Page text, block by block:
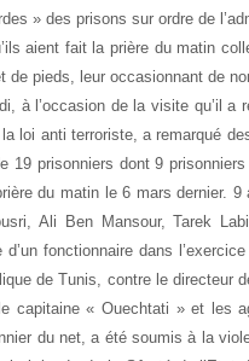
» des prisons sur ordre de
aient fait la prière du matin
de pieds, leur occasionnant de
à l’occasion de la visite qu’il
la loi anti terroriste, a remarqué
19 prisonniers dont 9
du matin le 6 mars dernier.
Ali Ben Mansour, Tarek
fonctionnaire dans
de Tunis, contre le
capitaine « Ouechtati » et les
du net, a été soumis à la